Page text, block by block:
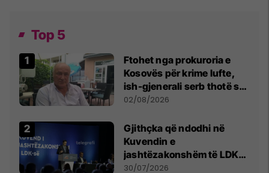
Top 5
Ftohet nga prokuroria e
Kosovës për krime lufte,
ish-gjenerali serb thotë se
dikush e tradhtoi në
02/08/2026
Gjithçka që ndodhi në
Kuvendin e
jashtëzakonshëm të LDK-
së
30/07/2026